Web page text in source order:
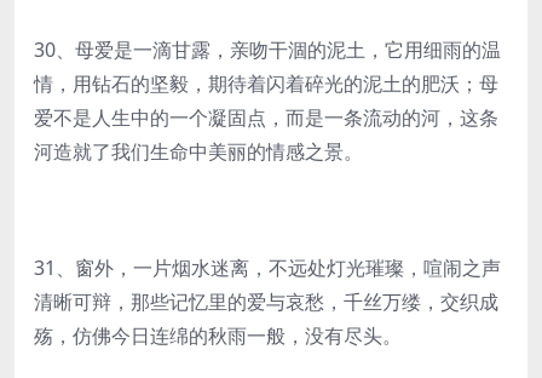
30、母爱是一滴甘露，亲吻干涸的泥土，它用细雨的温
情，用钻石的坚毅，期待着闪着碎光的泥土的肥沃；母
爱不是人生中的一个凝固点，而是一条流动的河，这条
河造就了我们生命中美丽的情感之景。
31、窗外，一片烟水迷离，不远处灯光璀璨，喧闹之声
清晰可辩，那些记忆里的爱与哀愁，千丝万缕，交织成
殇，仿佛今日连绵的秋雨一般，没有尽头。